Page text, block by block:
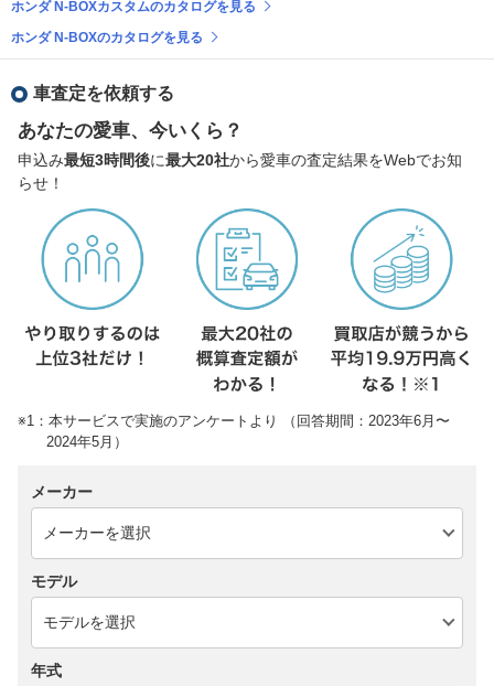
ホンダ N-BOXカスタムのカタログを見る
ホンダ N-BOXのカタログを見る
車査定を依頼する
あなたの愛車、今いくら？
申込み最短3時間後に最大20社から愛車の査定結果をWebでお知
らせ！
※1：本サービスで実施のアンケートより （回答期間：2023年6月〜
2024年5月）
メーカー
モデル
年式